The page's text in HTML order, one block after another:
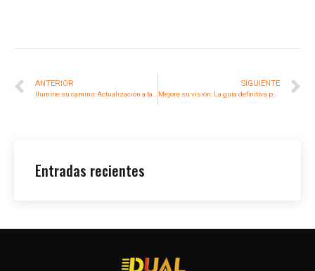
ANTERIOR
Ilumine su camino: Actualización a faros LED izquierdos y derechos IH Magnum
SIGUIENTE
Mejore su visión: La guía definitiva para elegir proyectores LED para tractores
Entradas recientes